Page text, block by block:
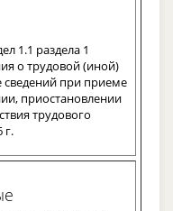
1.1 раздела 1
о трудовой (иной)
сведений при приеме
приостановлении
трудового
г.